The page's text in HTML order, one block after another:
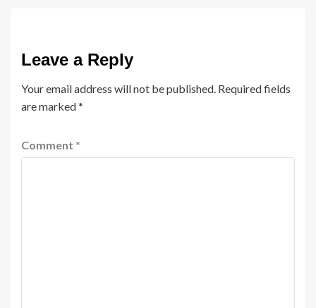
Leave a Reply
Your email address will not be published. Required fields
are marked*
Comment *